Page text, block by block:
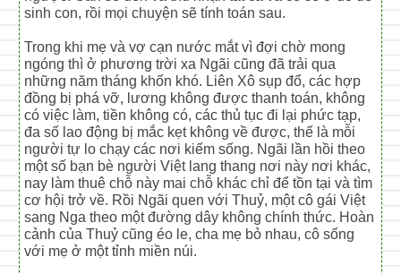
sinh con, rồi mọi chuyện sẽ tính toán sau.
Trong khi mẹ và vợ cạn nước mắt vì đợi chờ mong
ngóng thì ở phương trời xa Ngãi cũng đã trải qua
những năm tháng khốn khó. Liên Xô sụp đổ, các hợp
đồng bị phá vỡ, lương không được thanh toán, không
có việc làm, tiền không có, các thủ tục đi lại phức tạp,
đa số lao động bị mắc kẹt không về được, thế là mỗi
người tự lo chạy các nơi kiếm sống. Ngãi lần hồi theo
một số bạn bè người Việt lang thang nơi này nơi khác,
nay làm thuê chỗ này mai chỗ khác chỉ để tồn tại và tìm
cơ hội trở về. Rồi Ngãi quen với Thuỷ, một cô gái Việt
sang Nga theo một đường dây không chính thức. Hoàn
cảnh của Thuỷ cũng éo le, cha mẹ bỏ nhau, cô sống
với mẹ ở một tỉnh miền núi.